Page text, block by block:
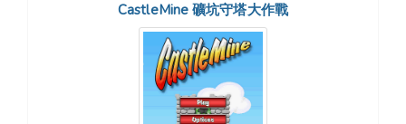
CastleMine 礦坑守塔大作戰